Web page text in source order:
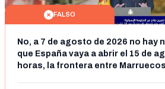
FALSO
No, a 7 de agosto de 2026 no hay
que España vaya a abrir el 15 de
horas, la frontera entre